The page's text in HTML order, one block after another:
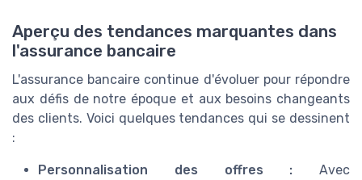
Aperçu des tendances marquantes dans
l'assurance bancaire
L'assurance bancaire continue d'évoluer pour répondre
aux défis de notre époque et aux besoins changeants
des clients. Voici quelques tendances qui se dessinent
:
Personnalisation des offres : Avec